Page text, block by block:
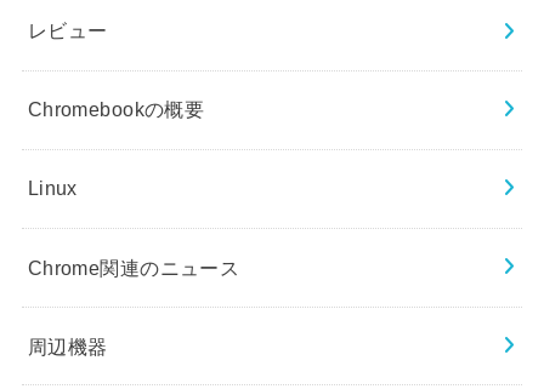
レビュー
Chromebookの概要
Linux
Chrome関連のニュース
周辺機器